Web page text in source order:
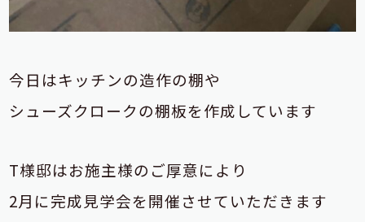
今日はキッチンの造作の棚や
シューズクロークの棚板を作成しています
T様邸はお施主様のご厚意により
2月に完成見学会を開催させていただきます